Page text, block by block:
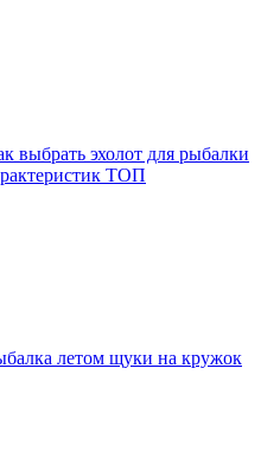
выбрать эхолот для рыбалки
ТОП
летом щуки на кружок